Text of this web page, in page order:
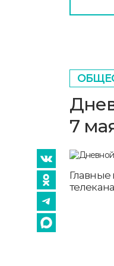
7
Главные